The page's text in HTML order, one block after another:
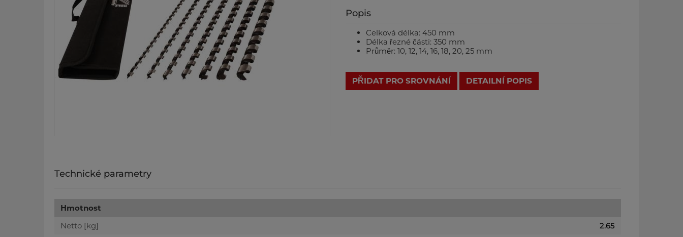
Popis
Celková délka: 450 mm
Délka řezné části: 350 mm
Průměr: 10, 12, 14, 16, 18, 20, 25 mm
PŘIDAT PRO SROVNÁNÍ DETAILNÍ POPIS
Technické parametry
Hmotnost
Netto [kg]
2.65